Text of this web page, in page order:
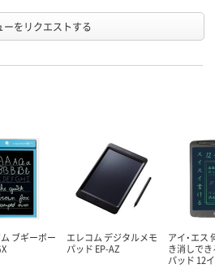
ーをリクエストする
ブギーボー
エレコム デジタルメモ
パッド EP-AZ
アイ・エス
き消しで
パッド 12